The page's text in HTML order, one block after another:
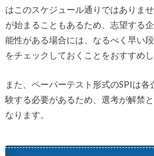
はこのスケジュール通りではありま
が始まることもあるため、志望する
能性がある場合には、なるべく早い
をチェックしておくことをおすすめし
また、ペーパーテスト形式のSPIは
験する必要があるため、選考が解禁
なります。